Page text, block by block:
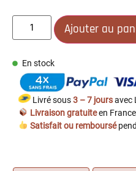
Ajouter au
En stock
Livré sous3 – 7 joursavec
Livraison gratuiteen
Satisfait ou remboursé